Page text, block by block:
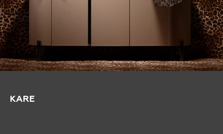
KARE